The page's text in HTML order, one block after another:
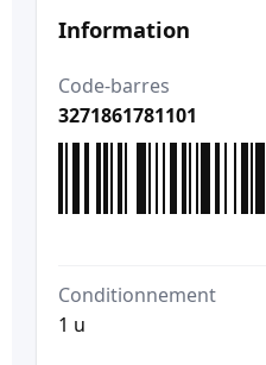
Information
Code-barres
3271861781101
Conditionnement
1 u